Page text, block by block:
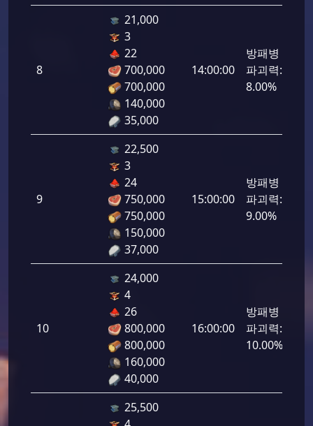
8
21,000
3
22
700,000
700,000
140,000
35,000
14:00:00
방패병
파괴력:
8.00%
9
22,500
3
24
750,000
750,000
150,000
37,000
15:00:00
방패병
파괴력:
9.00%
10
24,000
4
26
800,000
800,000
160,000
40,000
16:00:00
방패병
파괴력:
10.00%
25,500